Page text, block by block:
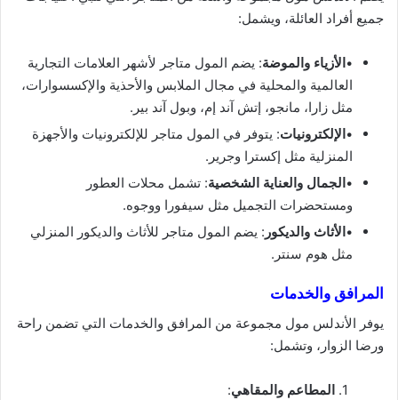
جميع أفراد العائلة، ويشمل:
•الأزياء والموضة: يضم المول متاجر لأشهر العلامات التجارية
العالمية والمحلية في مجال الملابس والأحذية والإكسسوارات،
مثل زارا، مانجو، إتش آند إم، وبول آند بير.
•الإلكترونيات: يتوفر في المول متاجر للإلكترونيات والأجهزة
المنزلية مثل إكسترا وجرير.
•الجمال والعناية الشخصية: تشمل محلات العطور
ومستحضرات التجميل مثل سيفورا ووجوه.
•الأثاث والديكور : يضم المول متاجر للأثاث والديكور المنزلي
مثل هوم سنتر.
المرافق والخدمات
يوفر الأندلس مول مجموعة من المرافق والخدمات التي تضمن راحة
ورضا الزوار، وتشمل:
1. المطاعم والمقاهي: